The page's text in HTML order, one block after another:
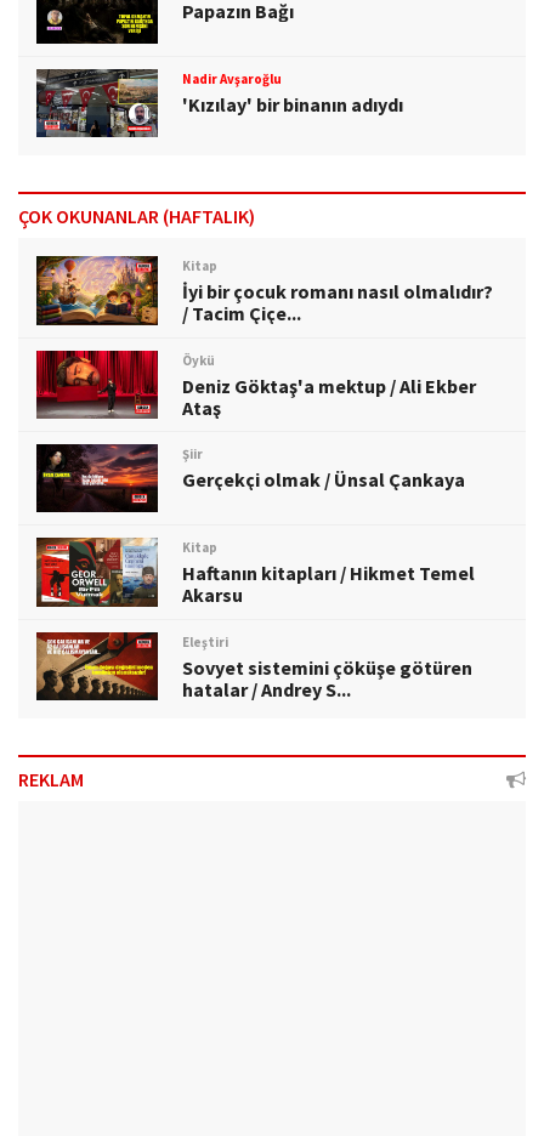
Papazın Bağı
Nadir Avşaroğlu
'Kızılay' bir binanın adıydı
ÇOK OKUNANLAR (HAFTALIK)
Kitap
İyi bir çocuk romanı nasıl olmalıdır?
/ Tacim Çiçe...
Öykü
Deniz Göktaş'a mektup / Ali Ekber
Ataş
Şiir
Gerçekçi olmak / Ünsal Çankaya
Kitap
Haftanın kitapları / Hikmet Temel
Akarsu
Eleştiri
Sovyet sistemini çöküşe götüren
hatalar / Andrey S...
REKLAM